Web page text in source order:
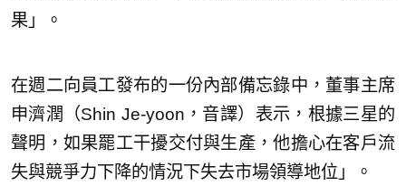
果」。
在週二向員工發布的一份內部備忘錄中，董事主席
申濟潤（Shin Je-yoon，音譯）表示，根據三星的
聲明，如果罷工干擾交付與生產，他擔心在客戶流
失與競爭力下降的情況下失去市場領導地位」。